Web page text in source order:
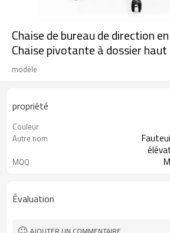
Chaise de bureau de direction
Chaise pivotante à dossier
modèle
propriété
Couleur
Autre nom
MOQ
Évaluation